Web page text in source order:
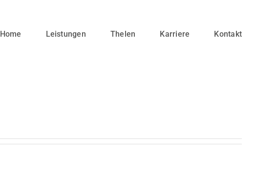
Home Leistungen Thelen Karriere Kontakt